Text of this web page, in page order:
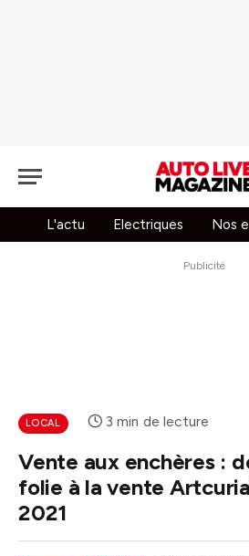
L'actu Electriques Nos
Publicité
LOCAL 3 min de lecture
Vente aux enchères :
folie à la vente
2021